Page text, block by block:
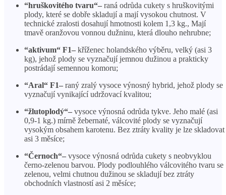
“hruškovitého tvaru“– raná odrůda cukety s hruškovitými
plody, které se dobře skladují a mají vysokou chutnost. V
technické zralosti dosahují hmotnosti kolem 1,3 kg., Mají
tmavě oranžovou vonnou dužninu, která dlouho nehrubne;
“aktivum“ F1– kříženec holandského výběru, velký (asi 3
kg), jehož plody se vyznačují jemnou dužinou a prakticky
postrádají semennou komoru;
“Aral“ F1– raný zralý vysoce výnosný hybrid, jehož plody se
vyznačují vynikající udržovací kvalitou;
“žlutoplodý“– vysoce výnosná odrůda tykve. Jeho malé (asi
0,9-1 kg.) mírně žebernaté, válcovité plody se vyznačují
vysokým obsahem karotenu. Bez ztráty kvality je lze skladovat
asi 3 měsíce;
“Černoch“– vysoce výnosná odrůda cukety s neobvyklou
černo-zelenou barvou. Plody podlouhlého válcovitého tvaru se
zelenou, velmi chutnou dužinou se skladují bez ztráty
obchodních vlastností asi 2 měsíce;